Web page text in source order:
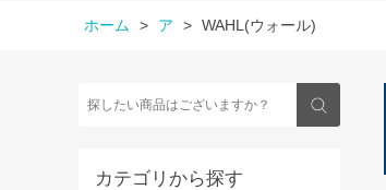
ホーム > ア > WAHL(ウォール)
カテゴリから探す